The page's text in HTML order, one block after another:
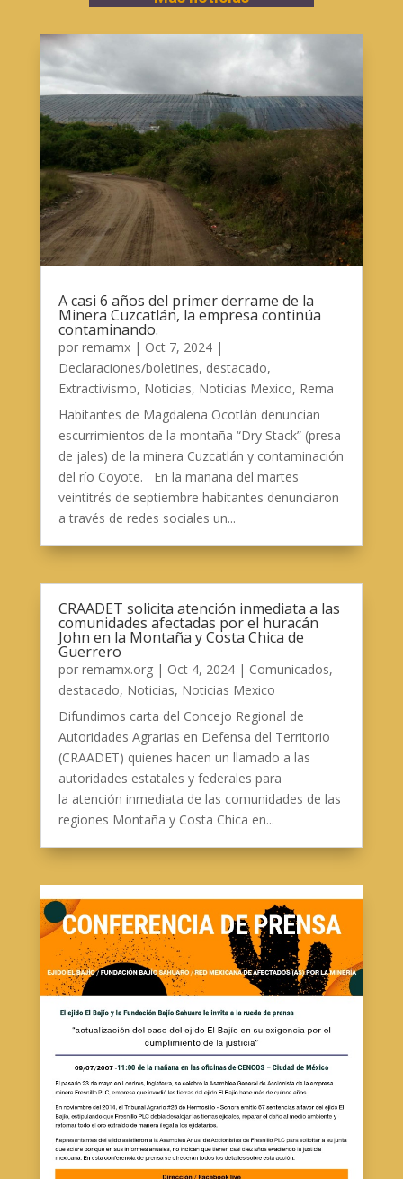
A casi 6 años del primer derrame de la
Minera Cuzcatlán, la empresa continúa
contaminando.
por remamx| Oct 7, 2024|
Declaraciones/boletines, destacado,
Extractivismo, Noticias, Noticias Mexico, Rema
Habitantes de Magdalena Ocotlán denuncian
escurrimientos de la montaña “Dry Stack” (presa
de jales) de la minera Cuzcatlán y contaminación
del río Coyote. En la mañana del martes
veintitrés de septiembre habitantes denunciaron
a través de redes sociales un...
CRAADET solicita atención inmediata a las
comunidades afectadas por el huracán
John en la Montaña y Costa Chica de
Guerrero
por remamx.org| Oct 4, 2024| Comunicados,
destacado, Noticias, Noticias Mexico
Difundimos carta del Concejo Regional de
Autoridades Agrarias en Defensa del Territorio
(CRAADET) quienes hacen un llamado a las
autoridades estatales y federales para
la atención inmediata de las comunidades de las
regiones Montaña y Costa Chica en...